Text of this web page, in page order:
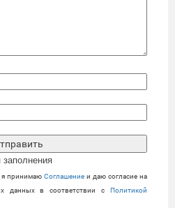
я принимаю Cоглашение и даю согласие на
данных в соответствии с Политикой